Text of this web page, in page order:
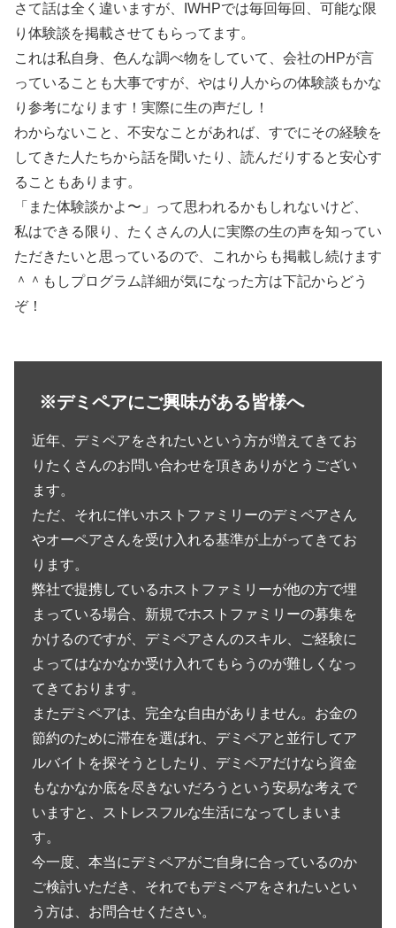
さて話は全く違いますが、IWHPでは毎回毎回、可能な限
り体験談を掲載させてもらってます。
これは私自身、色んな調べ物をしていて、会社のHPが言
っていることも大事ですが、やはり人からの体験談もかな
り参考になります！実際に生の声だし！
わからないこと、不安なことがあれば、すでにその経験を
してきた人たちから話を聞いたり、読んだりすると安心す
ることもあります。
「また体験談かよ〜」って思われるかもしれないけど、
私はできる限り、たくさんの人に実際の生の声を知ってい
ただきたいと思っているので、これからも掲載し続けます
＾＾もしプログラム詳細が気になった方は下記からどう
ぞ！
※デミペアにご興味がある皆様へ
近年、デミペアをされたいという方が増えてきてお
りたくさんのお問い合わせを頂きありがとうござい
ます。
ただ、それに伴いホストファミリーのデミペアさん
やオーペアさんを受け入れる基準が上がってきてお
ります。
弊社で提携しているホストファミリーが他の方で埋
まっている場合、新規でホストファミリーの募集を
かけるのですが、デミペアさんのスキル、ご経験に
よってはなかなか受け入れてもらうのが難しくなっ
てきております。
またデミペアは、完全な自由がありません。お金の
節約のために滞在を選ばれ、デミペアと並行してア
ルバイトを探そうとしたり、デミペアだけなら資金
もなかなか底を尽きないだろうという安易な考えで
いますと、ストレスフルな生活になってしまいま
す。
今一度、本当にデミペアがご自身に合っているのか
ご検討いただき、それでもデミペアをされたいとい
う方は、お問合せください。